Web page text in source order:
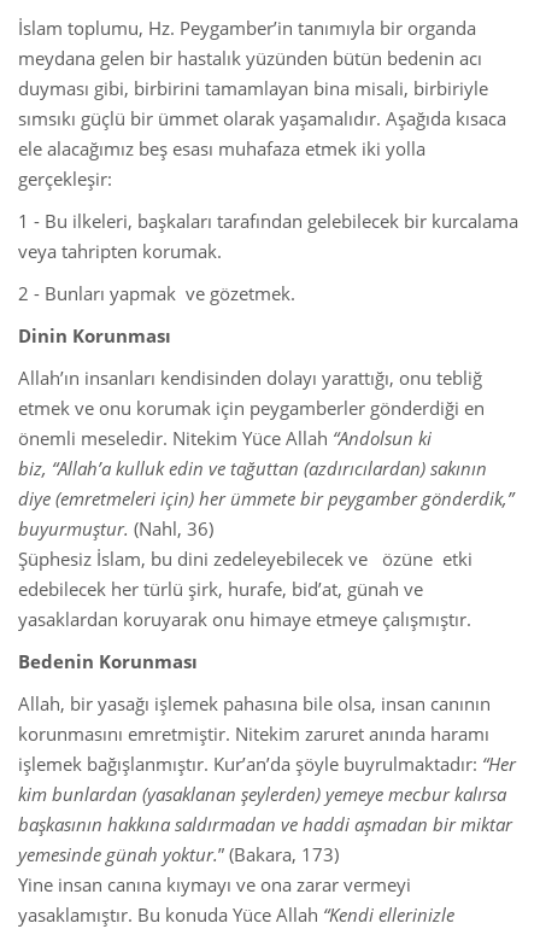
İslam toplumu, Hz. Peygamber’in tanımıyla bir organda
meydana gelen bir hastalık yüzünden bütün bedenin acı
duyması gibi, birbirini tamamlayan bina misali, birbiriyle
sımsıkı güçlü bir ümmet olarak yaşamalıdır. Aşağıda kısaca
ele alacağımız beş esası muhafaza etmek iki yolla
gerçekleşir:
1 - Bu ilkeleri, başkaları tarafından gelebilecek bir kurcalama
veya tahripten korumak.
2 - Bunları yapmak ve gözetmek.
Dinin Korunması
Allah’ın insanları kendisinden dolayı yarattığı, onu tebliğ
etmek ve onu korumak için peygamberler gönderdiği en
önemli meseledir. Nitekim Yüce Allah “Andolsun ki
biz, “Allah’a kulluk edin ve tağuttan (azdırıcılardan) sakının
diye (emretmeleri için) her ümmete bir peygamber gönderdik,”
buyurmuştur. (Nahl, 36)
Şüphesiz İslam, bu dini zedeleyebilecek ve özüne etki
edebilecek her türlü şirk, hurafe, bid’at, günah ve
yasaklardan koruyarak onu himaye etmeye çalışmıştır.
Bedenin Korunması
Allah, bir yasağı işlemek pahasına bile olsa, insan canının
korunmasını emretmiştir. Nitekim zaruret anında haramı
işlemek bağışlanmıştır. Kur’an’da şöyle buyrulmaktadır: “Her
kim bunlardan (yasaklanan şeylerden) yemeye mecbur kalırsa
başkasının hakkına saldırmadan ve haddi aşmadan bir miktar
yemesinde günah yoktur.” (Bakara, 173)
Yine insan canına kıymayı ve ona zarar vermeyi
yasaklamıştır. Bu konuda Yüce Allah “Kendi ellerinizle